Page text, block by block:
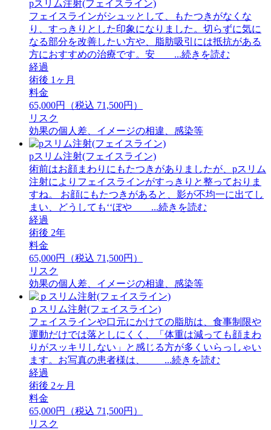
pスリム注射(フェイスライン)
フェイスラインがシュッとして、もたつきがなくな
り、すっきりとした印象になりました。切らずに気に
なる部分を改善したい方や、脂肪吸引には抵抗がある
方におすすめの治療です。安 ...続きを読む
経過
術後 1ヶ月
料金
65,000円（税込 71,500円）
リスク
効果の個人差、イメージの相違、感染等
pスリム注射(フェイスライン)
術前はお顔まわりにもたつきがありましたが、pスリム
注射によりフェイスラインがすっきりと整っておりま
すね。 お顔にもたつきがあると、影が不均一に出てし
まい、どうしても‘‘ぼや ...続きを読む
経過
術後 2年
料金
65,000円（税込 71,500円）
リスク
効果の個人差、イメージの相違、感染等
ｐスリム注射(フェイスライン)
フェイスラインや口元にかけての脂肪は、食事制限や
運動だけでは落としにくく、「体重は減っても顔まわ
りがスッキリしない」と感じる方が多くいらっしゃい
ます。お写真の患者様は、 ...続きを読む
経過
術後 2ヶ月
料金
65,000円（税込 71,500円）
リスク